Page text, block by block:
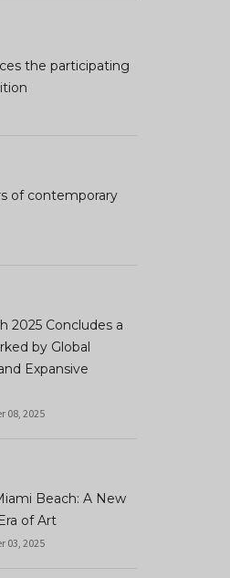
the participating
of contemporary
2025 Concludes a
by Global
Expansive
08, 2025
Beach: A New
of Art
03, 2025